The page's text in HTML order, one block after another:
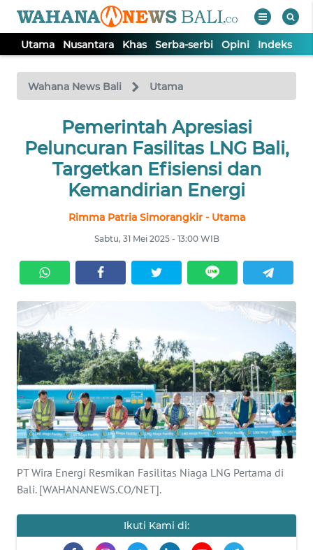
Utama Nusantara Khas Serba-serbi Opini Indeks
Wahana News Bali Utama
Pemerintah Apresiasi
Peluncuran Fasilitas LNG Bali,
Targetkan Efisiensi dan
Kemandirian Energi
Rimma Patria Simorangkir - Utama
Sabtu, 31 Mei 2025 - 13:00 WIB
PT Wira Energi Resmikan Fasilitas Niaga LNG Pertama di
Bali. [WAHANANEWS.CO/NET].
Ikuti Kami di:
TV
Tutup
NUSANTARA
SERBI
Informasi
INDEKS
BERITA
KONTAK
KAMI
INFO
IKLAN
KAMI